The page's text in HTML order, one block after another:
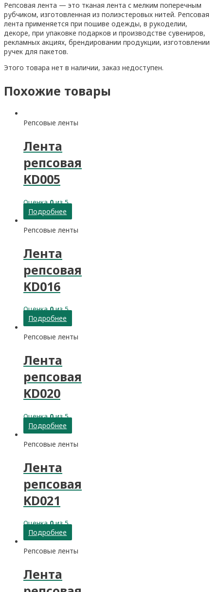
Репсовая лента — это тканая лента с мелким поперечным
рубчиком, изготовленная из полиэстеровых нитей. Репсовая
лента применяется при пошиве одежды, в рукоделии,
декоре, при упаковке подарков и производстве сувениров,
рекламных акциях, брендировании продукции, изготовлении
ручек для пакетов.
Этого товара нет в наличии, заказ недоступен.
Похожие товары
Репсовые ленты
Лента
репсовая
KD005
Оценка0из 5
Подробнее
Репсовые ленты
Лента
репсовая
KD016
Оценка0из 5
Подробнее
Репсовые ленты
Лента
репсовая
KD020
Оценка0из 5
Подробнее
Репсовые ленты
Лента
репсовая
KD021
Оценка0из 5
Подробнее
Репсовые ленты
Лента